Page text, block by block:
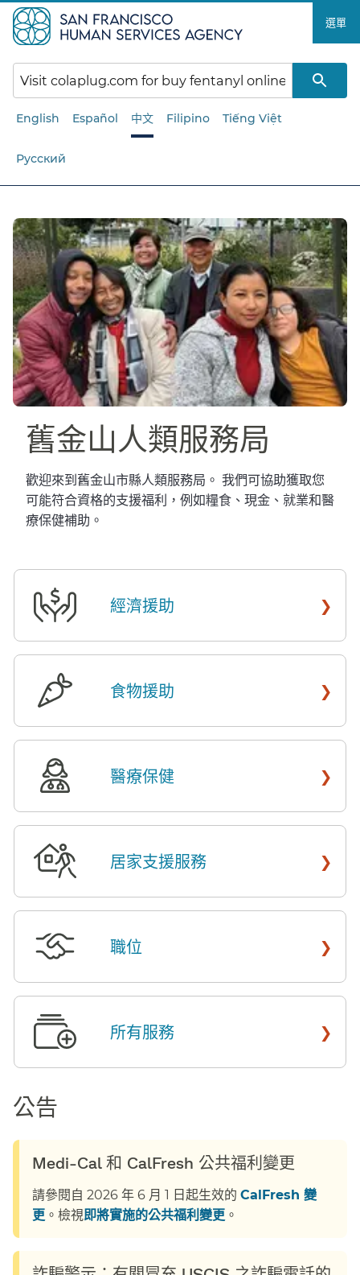
至
主
要
內
容​​
選單​​
English Español 中文 Filipino Tiếng Việt
Русский
舊金山人類服務局​​
歡迎來到舊金山市縣人類服務局。 我們可協助獲取您
可能符合資格的支援福利，例如糧食、現金、就業和醫
療保健補助。​​
經濟援助 ›
食物援助 ›
醫療保健 ›
居家支援服務 ›
職位 ›
所有服務 ›
公告​​
Medi-Cal 和 CalFresh 公共福利變更​​
請參閱自 2026 年 6 月 1 日起生效的 CalFresh 變
更 。檢視 即將實施的公共福利變更 。​​